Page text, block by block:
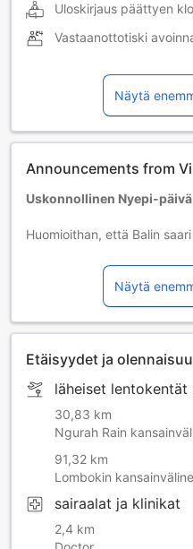
Uloskirjaus päättyen klo
Vastaanottotiski
Näytä
Announcements from
Uskonnollinen Nyepi-päivä
Huomioithan, että Balin
ehdottoman hiljaisuuden
aktiviteetteja ei sallita, ei
uloskirjautumisia.
21.3.2015 | 9.3.2016 |
Näytä
Etäisyydet ja
läheiset lentokentät
30,83 km
Ngurah Rain
91,32 km
Lombokin
sairaalat ja klinikat
2,4 km